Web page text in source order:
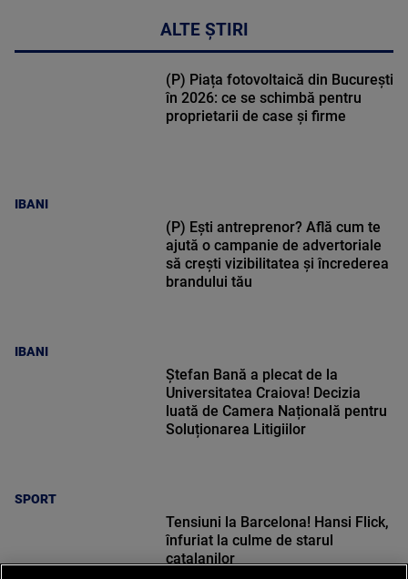
ALTE ȘTIRI
IBANI
(P) Piața fotovoltaică din București
în 2026: ce se schimbă pentru
proprietarii de case și firme
IBANI
(P) Ești antreprenor? Află cum te
ajută o campanie de advertoriale
să crești vizibilitatea și încrederea
brandului tău
SPORT
Ștefan Bană a plecat de la
Universitatea Craiova! Decizia
luată de Camera Națională pentru
Soluționarea Litigiilor
Tensiuni la Barcelona! Hansi Flick,
înfuriat la culme de starul
catalanilor